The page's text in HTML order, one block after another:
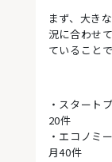
まず、大き
況に合わせ
ていることで
・スター
20件
・エコノ
月40件